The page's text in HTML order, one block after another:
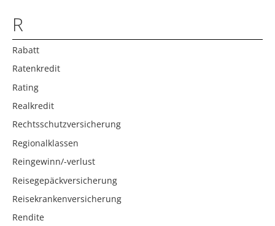
R
Rabatt
Ratenkredit
Rating
Realkredit
Rechtsschutzversicherung
Regionalklassen
Reingewinn/-verlust
Reisegepäckversicherung
Reisekrankenversicherung
Rendite